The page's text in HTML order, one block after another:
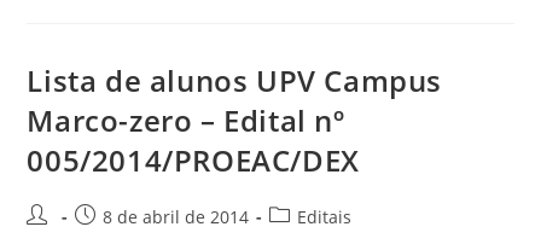
Lista de alunos UPV Campus
Marco-zero – Edital nº
005/2014/PROEAC/DEX
8 de abril de 2014 Editais